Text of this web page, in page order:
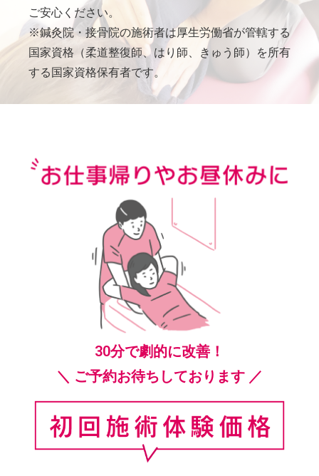
ご安心ください。
※鍼灸院・接骨院の施術者は厚生労働省が管轄する
国家資格（柔道整復師、はり師、きゅう師）を所有
する国家資格保有者です。
30分で劇的に改善！
＼ ご予約お待ちしております ／